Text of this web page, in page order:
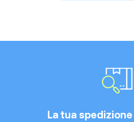
La tua